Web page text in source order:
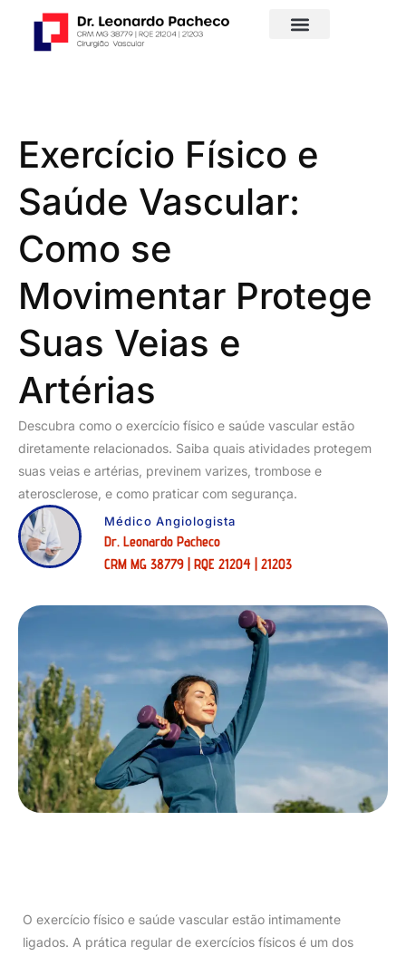
Exercício Físico e
Saúde Vascular:
Como se
Movimentar Protege
Suas Veias e
Artérias
Descubra como o exercício físico e saúde vascular estão
diretamente relacionados. Saiba quais atividades protegem
suas veias e artérias, previnem varizes, trombose e
aterosclerose, e como praticar com segurança.
Médico Angiologista
Dr. Leonardo Pacheco
CRM MG 38779 | RQE 21204 | 21203
O exercício físico e saúde vascular estão intimamente
ligados. A prática regular de exercícios físicos é um dos